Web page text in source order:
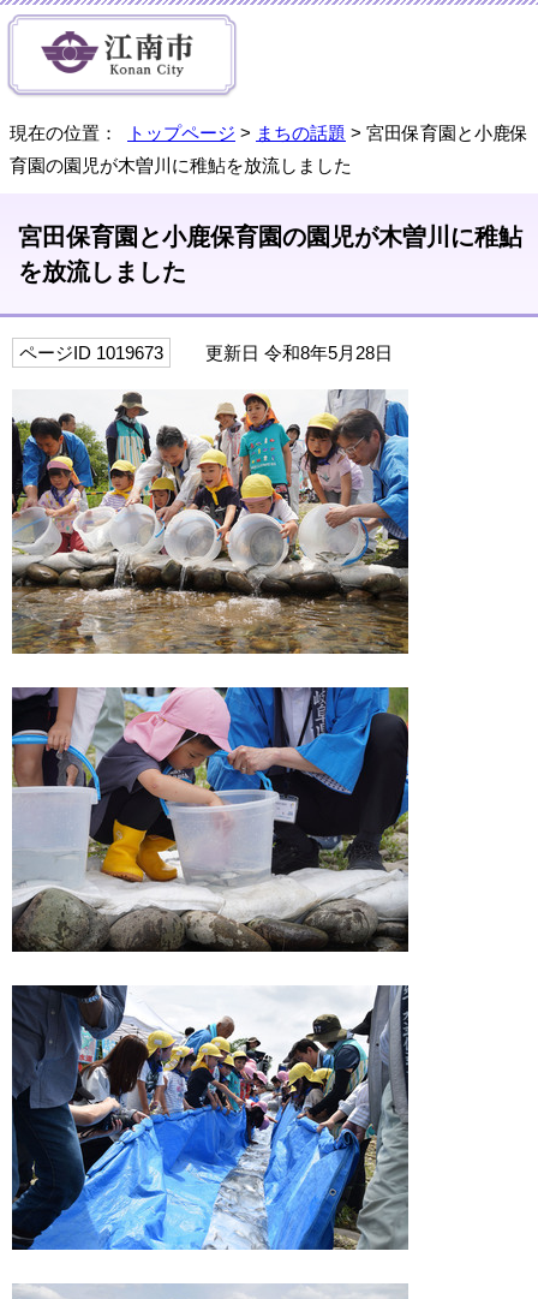
現在の位置： トップページ > まちの話題 > 宮田保育園と小鹿保
育園の園児が木曽川に稚鮎を放流しました
宮田保育園と小鹿保育園の園児が木曽川に稚鮎
を放流しました
ページID 1019673 更新日 令和8年5月28日